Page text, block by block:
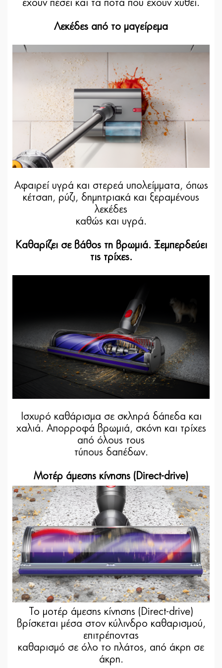
έχουν πέσει και τα ποτά που έχουν χυθεί.
Λεκέδες από το μαγείρεμα
Αφαιρεί υγρά και στερεά υπολείμματα, όπως
κέτσαπ, ρύζι, δημητριακά και ξεραμένους
λεκέδες
καθώς και υγρά.
Καθαρίζει σε βάθος τη βρωμιά. Ξεμπερδεύει
τις τρίχες.
Ισχυρό καθάρισμα σε σκληρά δάπεδα και
χαλιά. Απορροφά βρωμιά, σκόνη και τρίχες
από όλους τους
τύπους δαπέδων.
Μοτέρ άμεσης κίνησης (Direct-drive)
Το μοτέρ άμεσης κίνησης (Direct-drive)
βρίσκεται μέσα στον κύλινδρο καθαρισμού,
επιτρέποντας
καθαρισμό σε όλο το πλάτος, από άκρη σε
άκρη.